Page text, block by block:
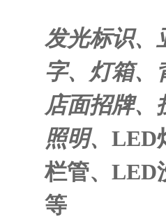
发光标识、
字、灯箱、
店面招牌、
照明、 LED
栏管、 LED
等